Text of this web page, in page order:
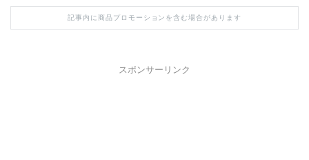
記事内に商品プロモーションを含む場合があります
スポンサーリンク